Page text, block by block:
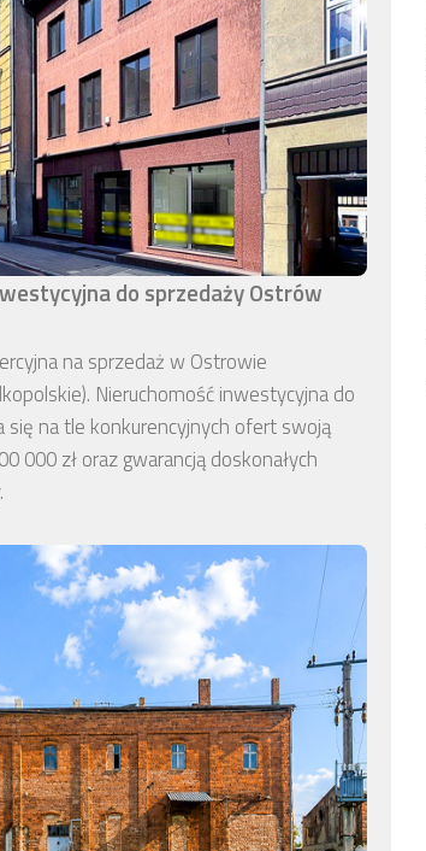
do sprzedaży Ostrów
na sprzedaż w Ostrowie
Nieruchomość inwestycyjna do
się na tle konkurencyjnych ofert swoją
000 zł oraz gwarancją doskonałych